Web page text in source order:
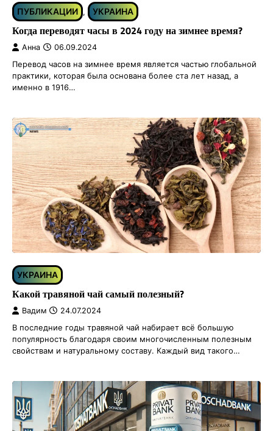
ПУБЛИКАЦИИ , УКРАИНА
Когда переводят часы в 2024 году на зимнее время?
Анна 06.09.2024
Перевод часов на зимнее время является частью глобальной
практики, которая была основана более ста лет назад, а
именно в 1916…
УКРАИНА
Какой травяной чай самый полезный?
Вадим 24.07.2024
В последние годы травяной чай набирает всё большую
популярность благодаря своим многочисленным полезным
свойствам и натуральному составу. Каждый вид такого…